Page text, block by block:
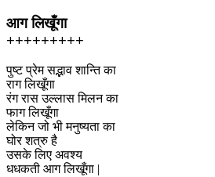
आग लिखूँगा
+++++++++
पुष्ट प्रेम सद्भाव शान्ति का
राग लिखूँगा
रंग रास उल्लास मिलन का
फाग लिखूँगा
लेकिन जो भी मनुष्यता का
घोर शत्रु है
उसके लिए अवश्य
धधकती आग लिखूँगा |